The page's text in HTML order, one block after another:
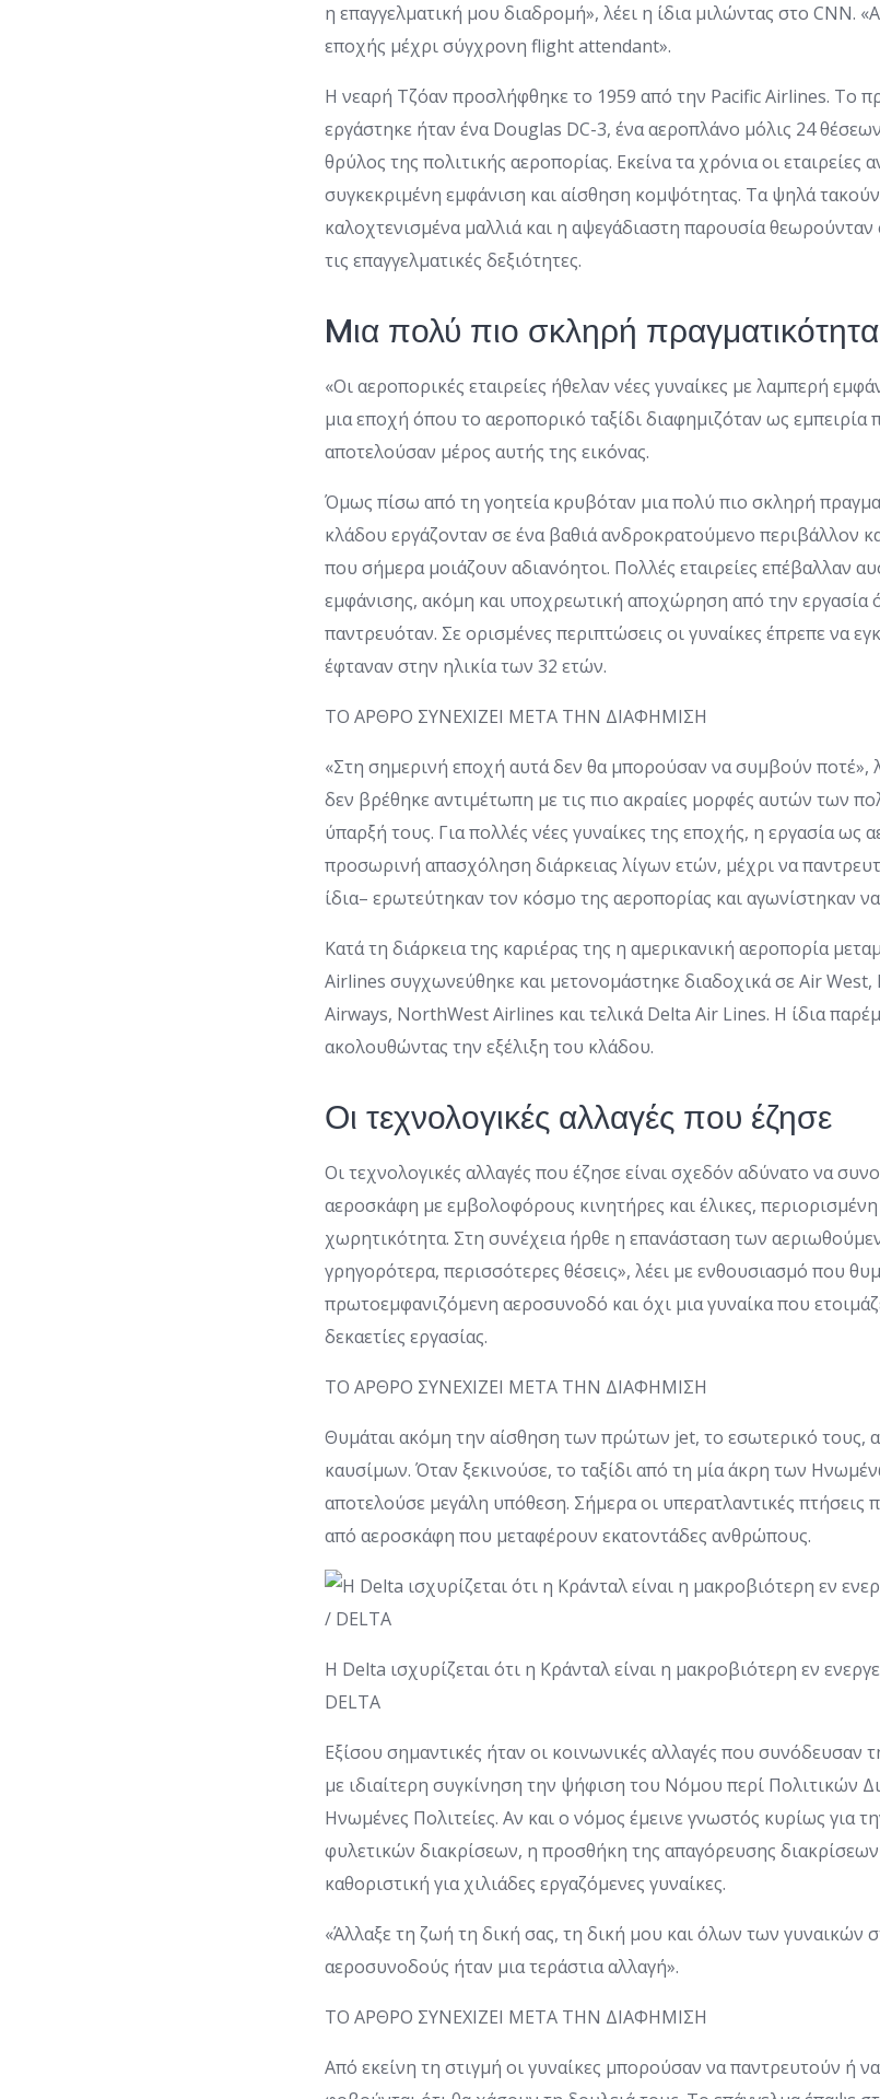
η επαγγελματική μου διαδρομή», λέει η ίδια μιλώντας στο CNN.
εποχής μέχρι σύγχρονη flight attendant».
Η νεαρή Τζόαν προσλήφθηκε το 1959 από την Pacific Airlines. Το
εργάστηκε ήταν ένα Douglas DC-3, ένα αεροπλάνο μόλις 24
θρύλος της πολιτικής αεροπορίας. Εκείνα τα χρόνια οι εταιρείες
συγκεκριμένη εμφάνιση και αίσθηση κομψότητας. Τα ψηλά
καλοχτενισμένα μαλλιά και η αψεγάδιαστη παρουσία
τις επαγγελματικές δεξιότητες.
Mια πολύ πιο σκληρή πραγματικότητα
«Οι αεροπορικές εταιρείες ήθελαν νέες γυναίκες με λαμπερή
μια εποχή όπου το αεροπορικό ταξίδι διαφημιζόταν ως εμπειρία
αποτελούσαν μέρος αυτής της εικόνας.
Όμως πίσω από τη γοητεία κρυβόταν μια πολύ πιο σκληρή
κλάδου εργάζονταν σε ένα βαθιά ανδροκρατούμενο περιβάλλον
που σήμερα μοιάζουν αδιανόητοι. Πολλές εταιρείες επέβαλλαν
εμφάνισης, ακόμη και υποχρεωτική αποχώρηση από την εργασία
παντρευόταν. Σε ορισμένες περιπτώσεις οι γυναίκες έπρεπε να
έφταναν στην ηλικία των 32 ετών.
ΤΟ ΑΡΘΡΟ ΣΥΝΕΧΙΖΕΙ ΜΕΤΑ ΤΗΝ ΔΙΑΦΗΜΙΣΗ
«Στη σημερινή εποχή αυτά δεν θα μπορούσαν να συμβούν ποτέ»,
δεν βρέθηκε αντιμέτωπη με τις πιο ακραίες μορφές αυτών των
ύπαρξή τους. Για πολλές νέες γυναίκες της εποχής, η εργασία
προσωρινή απασχόληση διάρκειας λίγων ετών, μέχρι να
ίδια– ερωτεύτηκαν τον κόσμο της αεροπορίας και αγωνίστηκαν
Κατά τη διάρκεια της καριέρας της η αμερικανική αεροπορία
Airlines συγχωνεύθηκε και μετονομάστηκε διαδοχικά σε Air
Airways, NorthWest Airlines και τελικά Delta Air Lines. Η ίδια
ακολουθώντας την εξέλιξη του κλάδου.
Οι τεχνολογικές αλλαγές που έζησε
Οι τεχνολογικές αλλαγές που έζησε είναι σχεδόν αδύνατο να
αεροσκάφη με εμβολοφόρους κινητήρες και έλικες, περιορισμένη
χωρητικότητα. Στη συνέχεια ήρθε η επανάσταση των
γρηγορότερα, περισσότερες θέσεις», λέει με ενθουσιασμό που
πρωτοεμφανιζόμενη αεροσυνοδό και όχι μια γυναίκα που
δεκαετίες εργασίας.
ΤΟ ΑΡΘΡΟ ΣΥΝΕΧΙΖΕΙ ΜΕΤΑ ΤΗΝ ΔΙΑΦΗΜΙΣΗ
Θυμάται ακόμη την αίσθηση των πρώτων jet, το εσωτερικό τους,
καυσίμων. Όταν ξεκινούσε, το ταξίδι από τη μία άκρη των
αποτελούσε μεγάλη υπόθεση. Σήμερα οι υπερατλαντικές πτήσεις
από αεροσκάφη που μεταφέρουν εκατοντάδες ανθρώπους.
Η Delta ισχυρίζεται ότι η Κράνταλ είναι η μακροβιότερη εν
DELTA
Εξίσου σημαντικές ήταν οι κοινωνικές αλλαγές που συνόδευσαν
με ιδιαίτερη συγκίνηση την ψήφιση του Νόμου περί Πολιτικών
Ηνωμένες Πολιτείες. Αν και ο νόμος έμεινε γνωστός κυρίως για
φυλετικών διακρίσεων, η προσθήκη της απαγόρευσης
καθοριστική για χιλιάδες εργαζόμενες γυναίκες.
«Άλλαξε τη ζωή τη δική σας, τη δική μου και όλων των γυναικών
αεροσυνοδούς ήταν μια τεράστια αλλαγή».
ΤΟ ΑΡΘΡΟ ΣΥΝΕΧΙΖΕΙ ΜΕΤΑ ΤΗΝ ΔΙΑΦΗΜΙΣΗ
Από εκείνη τη στιγμή οι γυναίκες μπορούσαν να παντρευτούν ή